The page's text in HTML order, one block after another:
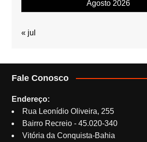
Agosto 2026
« jul
Fale Conosco
Endereço:
Rua Leonídio Oliveira, 255
Bairro Recreio - 45.020-340
Vitória da Conquista-Bahia